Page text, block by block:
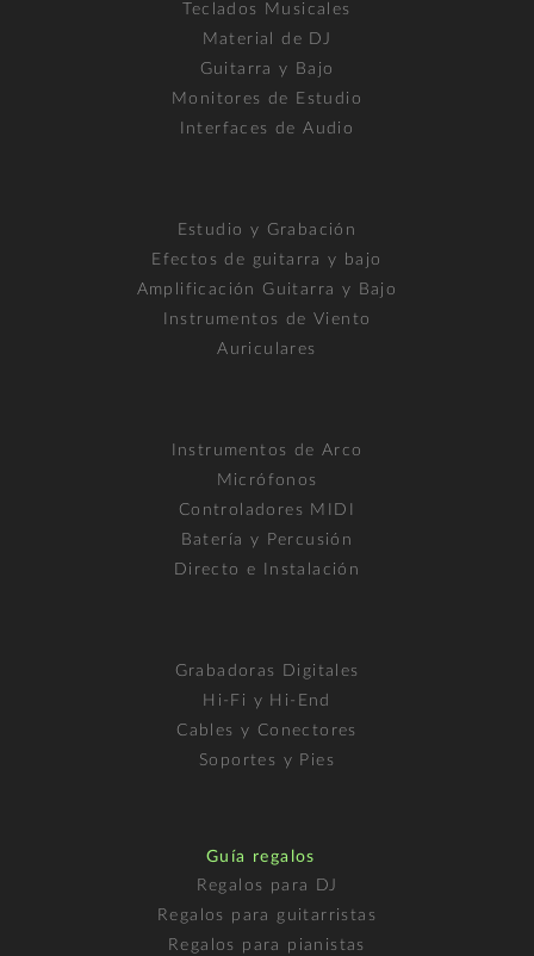
Teclados Musicales
Material de DJ
Guitarra y Bajo
Monitores de Estudio
Interfaces de Audio
Estudio y Grabación
Efectos de guitarra y bajo
Amplificación Guitarra y Bajo
Instrumentos de Viento
Auriculares
Instrumentos de Arco
Micrófonos
Controladores MIDI
Batería y Percusión
Directo e Instalación
Grabadoras Digitales
Hi-Fi y Hi-End
Cables y Conectores
Soportes y Pies
Guía regalos
Regalos para DJ
Regalos para guitarristas
Regalos para pianistas